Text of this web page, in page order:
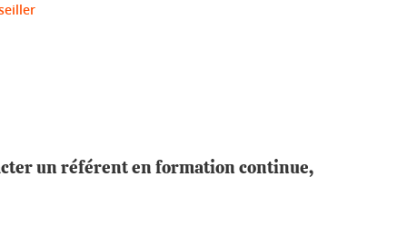
un référent en formation continue,